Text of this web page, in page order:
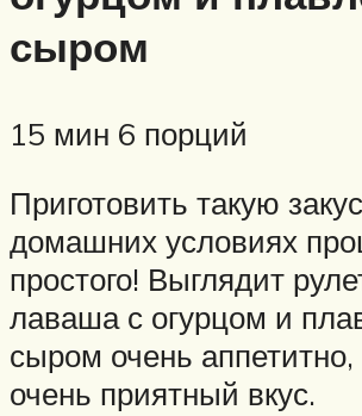
сыром
15 мин 6 порций
Приготовить такую
домашних условиях
простого! Выглядит
лаваша с огурцом и
сыром очень
очень приятный вкус.